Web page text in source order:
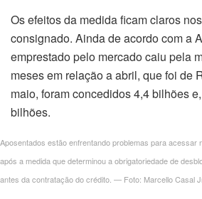
Os efeitos da medida ficam claros
consignado. Ainda de acordo com a
emprestado pelo mercado caiu pela
meses em relação a abril, que foi de
maio, foram concedidos 4,4 bilhões
bilhões.
Aposentados estão enfrentando problemas para acessar
após a medida que determinou a obrigatoriedade de
antes da contratação do crédito. — Foto: Marcello Casal